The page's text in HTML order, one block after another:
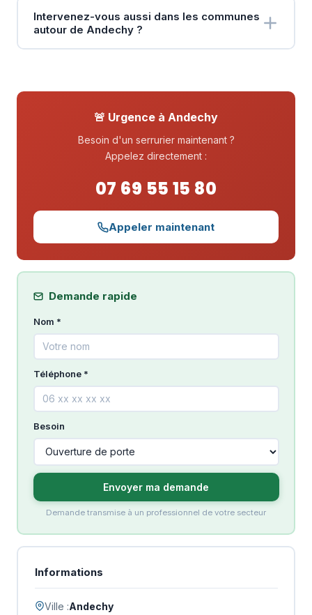
Intervenez-vous aussi dans les communes
autour de Andechy ?
🚨 Urgence à Andechy
Besoin d'un serrurier maintenant ?
Appelez directement :
07 69 55 15 80
Appeler maintenant
Demande rapide
Nom *
Téléphone *
Besoin
Envoyer ma demande
Demande transmise à un professionnel de votre secteur
Informations
Ville :Andechy